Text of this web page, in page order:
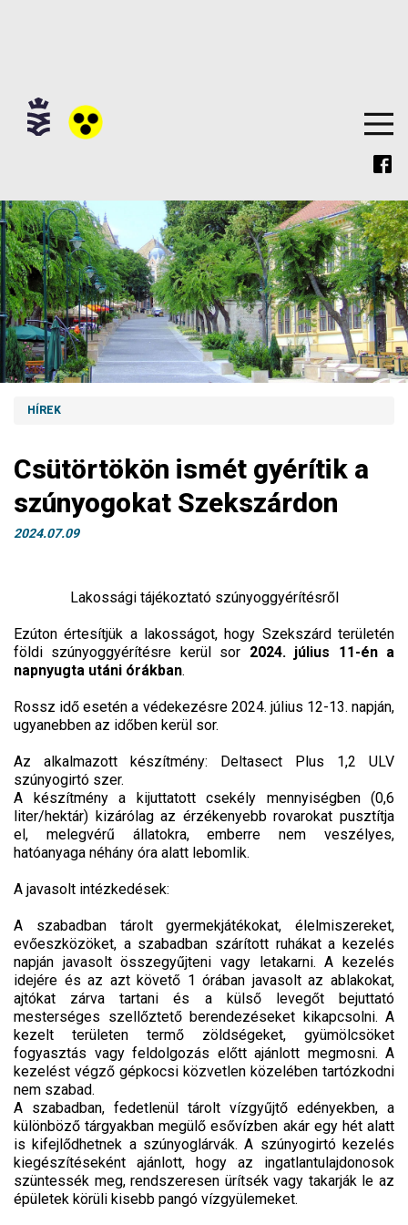
HÍREK
Csütörtökön ismét gyérítik a
szúnyogokat Szekszárdon
2024.07.09
Lakossági tájékoztató szúnyoggyérítésről
Ezúton értesítjük a lakosságot, hogy Szekszárd területén
földi szúnyoggyérítésre kerül sor 2024. július 11-én a
napnyugta utáni órákban.
Rossz idő esetén a védekezésre 2024. július 12-13. napján,
ugyanebben az időben kerül sor.
Az alkalmazott készítmény: Deltasect Plus 1,2 ULV
szúnyogirtó szer.
A készítmény a kijuttatott csekély mennyiségben (0,6
liter/hektár) kizárólag az érzékenyebb rovarokat pusztítja
el, melegvérű állatokra, emberre nem veszélyes,
hatóanyaga néhány óra alatt lebomlik.
A javasolt intézkedések:
A szabadban tárolt gyermekjátékokat, élelmiszereket,
evőeszközöket, a szabadban szárított ruhákat a kezelés
napján javasolt összegyűjteni vagy letakarni. A kezelés
idejére és az azt követő 1 órában javasolt az ablakokat,
ajtókat zárva tartani és a külső levegőt bejuttató
mesterséges szellőztető berendezéseket kikapcsolni. A
kezelt területen termő zöldségeket, gyümölcsöket
fogyasztás vagy feldolgozás előtt ajánlott megmosni. A
kezelést végző gépkocsi közvetlen közelében tartózkodni
nem szabad.
A szabadban, fedetlenül tárolt vízgyűjtő edényekben, a
különböző tárgyakban megülő esővízben akár egy hét alatt
is kifejlődhetnek a szúnyoglárvák. A szúnyogirtó kezelés
kiegészítéseként ajánlott, hogy az ingatlantulajdonosok
szüntessék meg, rendszeresen ürítsék vagy takarják le az
épületek körüli kisebb pangó vízgyülemeket.